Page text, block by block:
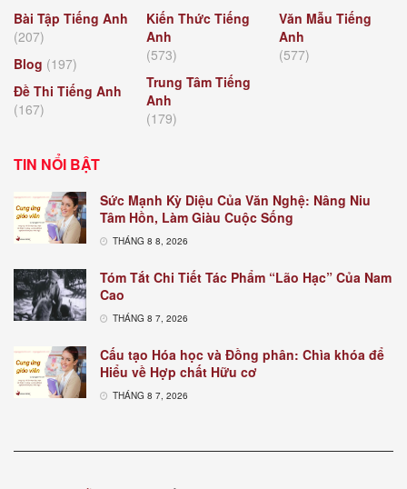
Bài Tập Tiếng Anh
(207)
Blog (197)
Đề Thi Tiếng Anh
(167)
Kiến Thức Tiếng
Anh
(573)
Trung Tâm Tiếng
Anh
(179)
Văn Mẫu Tiếng
Anh
(577)
TIN NỔI BẬT
Sức Mạnh Kỳ Diệu Của Văn Nghệ: Nâng Niu
Tâm Hồn, Làm Giàu Cuộc Sống
THÁNG 8 8, 2026
Tóm Tắt Chi Tiết Tác Phẩm “Lão Hạc” Của Nam
Cao
THÁNG 8 7, 2026
Cấu tạo Hóa học và Đồng phân: Chìa khóa để
Hiểu về Hợp chất Hữu cơ
THÁNG 8 7, 2026